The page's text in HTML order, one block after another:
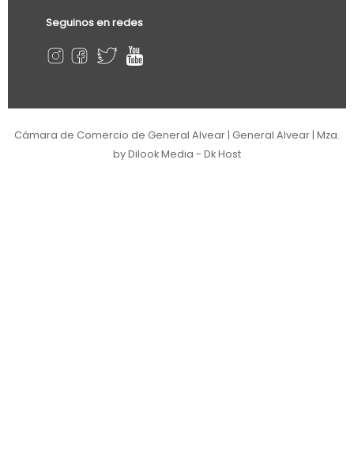
Seguinos en redes
Cámara de Comercio de General Alvear | General Alvear | Mza.
by Dilook Media - Dk Host